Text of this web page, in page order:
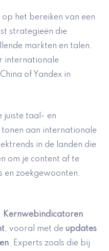
op het bereiken van een
strategieën die
markten en talen.
internationale
of Yandex in
juiste taal- en
aan internationale
in de landen die
om je content af te
en zoekgewoonten.
. Kernwebindicatoren
, vooral met de updates
. Experts zoals die bij